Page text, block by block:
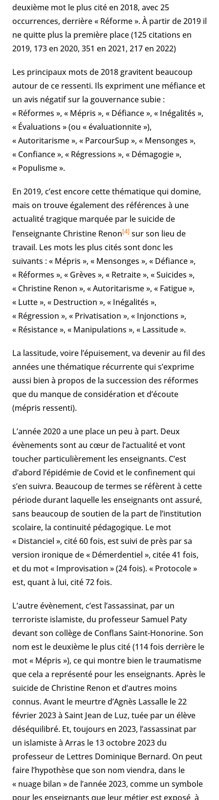
deuxième mot le plus cité en 2018, avec 25
occurrences, derrière « Réforme ». À partir de 2019 il
ne quitte plus la première place (125 citations en
2019, 173 en 2020, 351 en 2021, 217 en 2022)
Les principaux mots de 2018 gravitent beaucoup
autour de ce ressenti. Ils expriment une méfiance et
un avis négatif sur la gouvernance subie :
« Réformes », « Mépris », « Défiance », « Inégalités »,
« Évaluations » (ou « évaluationnite »),
« Autoritarisme », « ParcourSup », « Mensonges »,
« Confiance », « Régressions », « Démagogie »,
« Populisme ».
En 2019, c’est encore cette thématique qui domine,
mais on trouve également des références à une
actualité tragique marquée par le suicide de
l’enseignante Christine Renon[4]sur son lieu de
travail. Les mots les plus cités sont donc les
suivants : « Mépris », « Mensonges », « Défiance »,
« Réformes », « Grèves », « Retraite », « Suicides »,
« Christine Renon », « Autoritarisme », « Fatigue »,
« Lutte », « Destruction », « Inégalités »,
« Régression », « Privatisation », « Injonctions »,
« Résistance », « Manipulations », « Lassitude ».
La lassitude, voire l’épuisement, va devenir au fil des
années une thématique récurrente qui s’exprime
aussi bien à propos de la succession des réformes
que du manque de considération et d’écoute
(mépris ressenti).
L’année 2020 a une place un peu à part. Deux
évènements sont au cœur de l’actualité et vont
toucher particulièrement les enseignants. C’est
d’abord l’épidémie de Covid et le confinement qui
s’en suivra. Beaucoup de termes se réfèrent à cette
période durant laquelle les enseignants ont assuré,
sans beaucoup de soutien de la part de l’institution
scolaire, la continuité pédagogique. Le mot
« Distanciel », cité 60 fois, est suivi de près par sa
version ironique de « Démerdentiel », citée 41 fois,
et du mot « Improvisation » (24 fois). « Protocole »
est, quant à lui, cité 72 fois.
L’autre évènement, c’est l’assassinat, par un
terroriste islamiste, du professeur Samuel Paty
devant son collège de Conflans Saint-Honorine. Son
nom est le deuxième le plus cité (114 fois derrière le
mot « Mépris »), ce qui montre bien le traumatisme
que cela a représenté pour les enseignants. Après le
suicide de Christine Renon et d’autres moins
connus. Avant le meurtre d’Agnès Lassalle le 22
février 2023 à Saint Jean de Luz, tuée par un élève
déséquilibré. Et, toujours en 2023, l’assassinat par
un islamiste à Arras le 13 octobre 2023 du
professeur de Lettres Dominique Bernard. On peut
faire l’hypothèse que son nom viendra, dans le
« nuage bilan » de l’année 2023, comme un symbole
pour les enseignants que leur métier est exposé à